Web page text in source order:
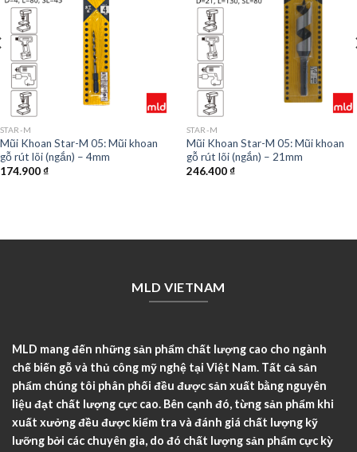
STAR-M
Mũi Khoan Star-M 05: Mũi khoan
gỗ rút lõi (ngắn) – 4mm
174.900₫
STAR-M
Mũi Khoan Star-M 05: Mũi khoan
gỗ rút lõi (ngắn) – 21mm
246.400₫
MLD VIETNAM
MLD mang đến những sản phẩm chất lượng cao cho ngành
chế biến gỗ và thủ công mỹ nghệ tại Việt Nam. Tất cả sản
phẩm chúng tôi phân phối đều được sản xuất bằng nguyên
liệu đạt chất lượng cực cao. Bên cạnh đó, từng sản phẩm khi
xuất xưởng đều được kiểm tra và đánh giá chất lượng kỹ
lưỡng bởi các chuyên gia, do đó chất lượng sản phẩm cực kỳ